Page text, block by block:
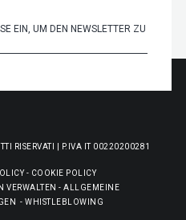
RISERVATI | P.IVA IT 00220200281
- COOKIE POLICY
VERWALTEN -ALLGEMEINE
-WHISTLEBLOWING